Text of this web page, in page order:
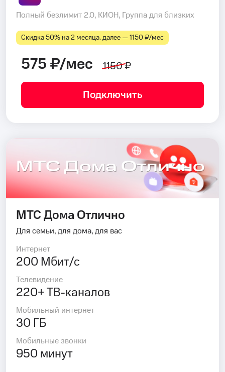
Полный безлимит 2.0, КИОН, Группа для близких
Скидка 50% на 2 месяца, далее — 1150 ₽⁠/⁠мес
575 ₽/мес 1150 ₽
Подключить
МТС Дома Отлично
МТС Дома Отлично
Для семьи, для дома, для вас
Интернет
200 Мбит/с
Телевидение
220+ ТВ-каналов
Мобильный интернет
30 ГБ
Мобильные звонки
950 минут